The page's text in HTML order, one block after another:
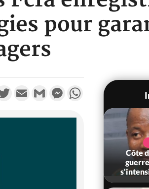
pour
TwitterEmail Gmail MessengerWhatsApp
d'Ivoire : Man, deux
périssent dans un
Côte